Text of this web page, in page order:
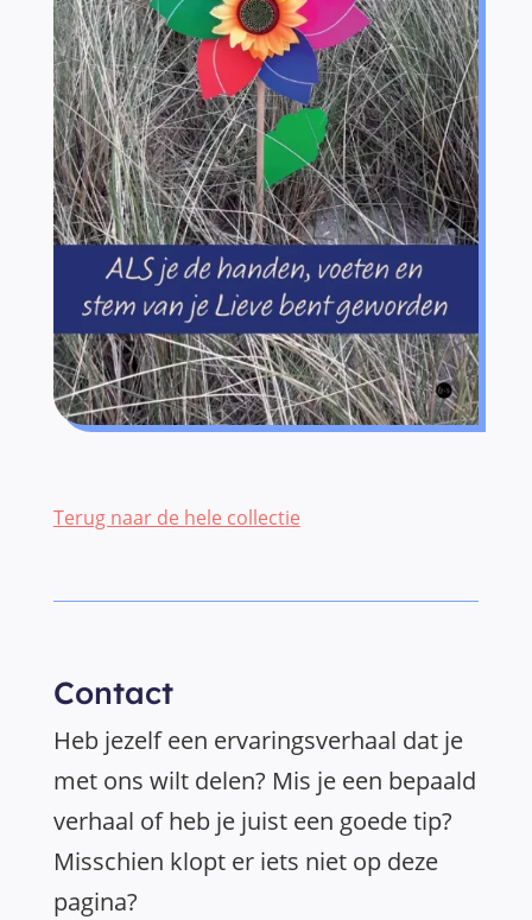
Terug naar de hele collectie
Contact
Heb jezelf een ervaringsverhaal dat je
met ons wilt delen? Mis je een bepaald
verhaal of heb je juist een goede tip?
Misschien klopt er iets niet op deze
pagina?